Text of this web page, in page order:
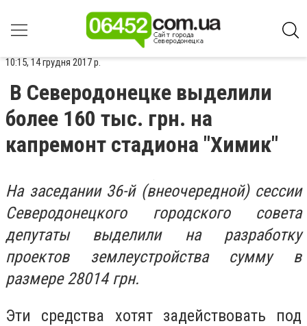
10:15, 14 грудня 2017 р.
В Северодонецке выделили
более 160 тыс. грн. на
капремонт стадиона "Химик"
На заседании 36-й (внеочередной) сессии
Северодонецкого городского совета
депутаты выделили на разработку
проектов землеустройства сумму в
размере 28014 грн.
Эти средства хотят задействовать под